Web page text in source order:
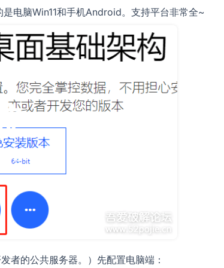
电脑Win11和手机Android。支持平台非常全~
者的公共服务器。）先配置电脑端：